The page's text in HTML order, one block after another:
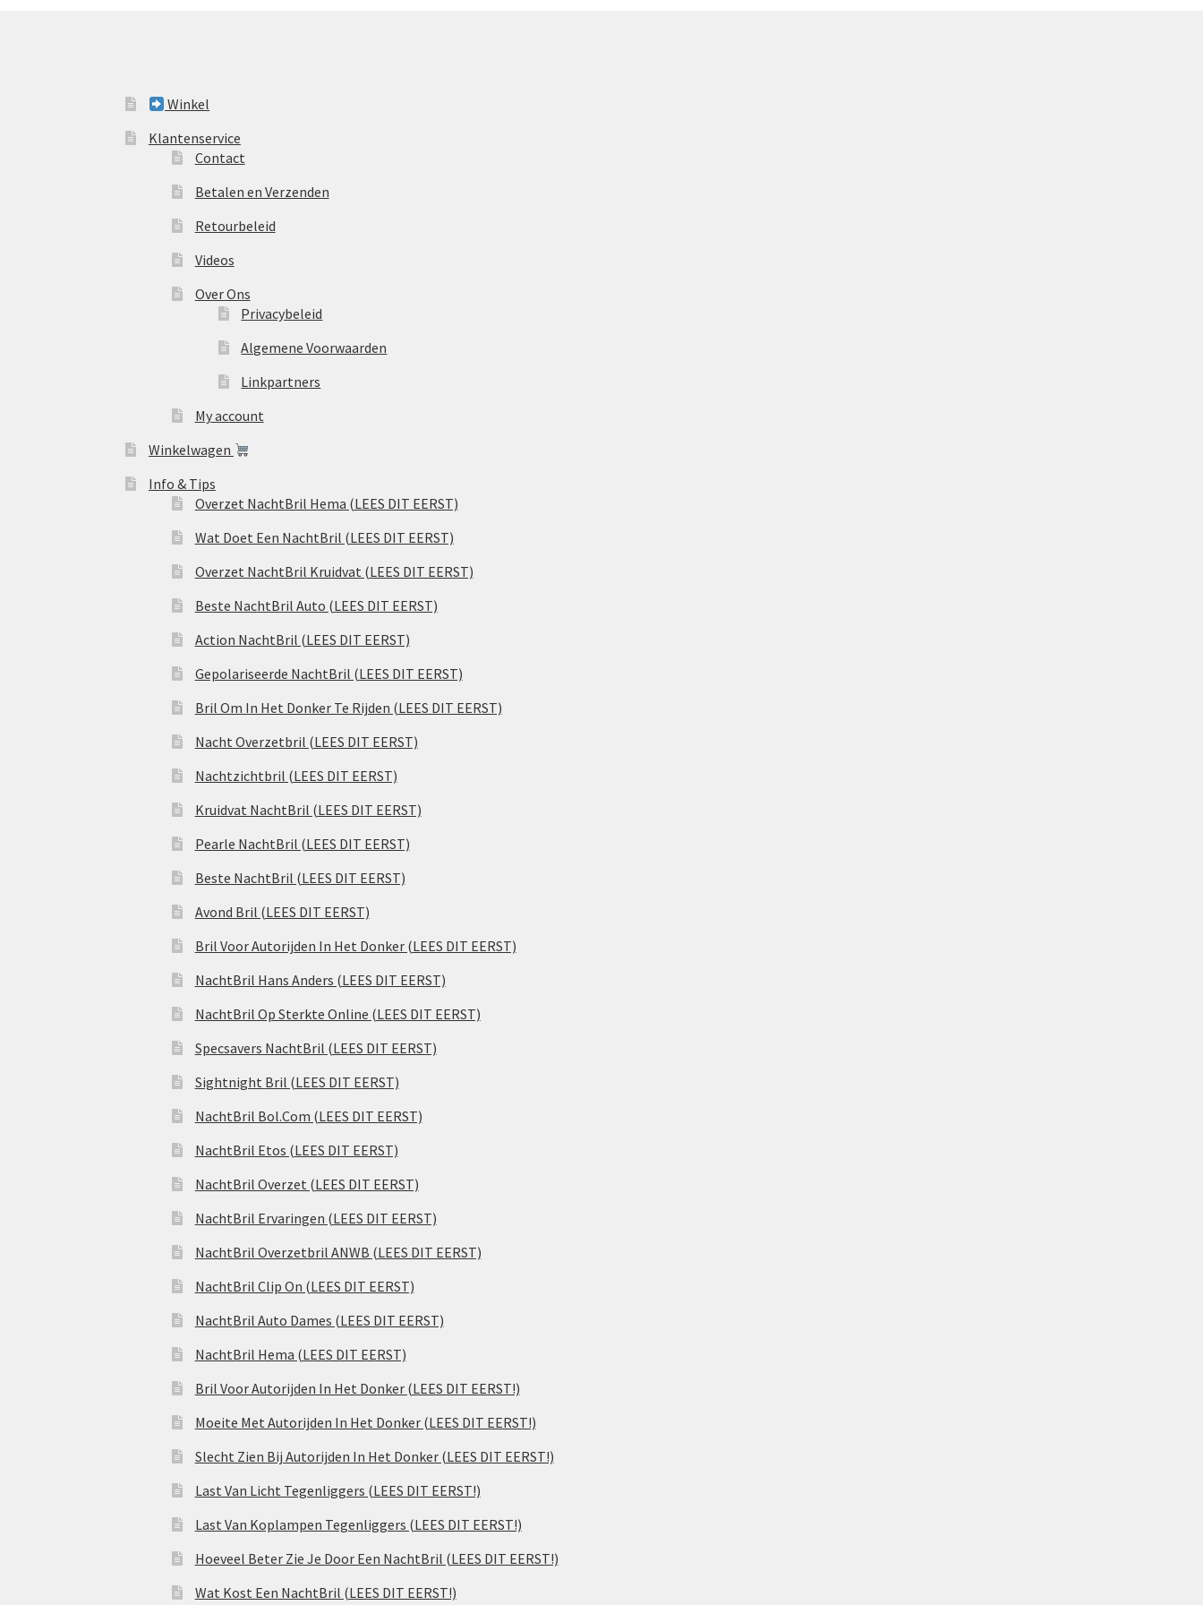
Winkel
Klantenservice
Contact
Betalen en Verzenden
Retourbeleid
Videos
Over Ons
Privacybeleid
Algemene Voorwaarden
Linkpartners
My account
Winkelwagen
Info & Tips
Overzet NachtBril Hema (LEES DIT EERST)
Wat Doet Een NachtBril (LEES DIT EERST)
Overzet NachtBril Kruidvat (LEES DIT EERST)
Beste NachtBril Auto (LEES DIT EERST)
Action NachtBril (LEES DIT EERST)
Gepolariseerde NachtBril (LEES DIT EERST)
Bril Om In Het Donker Te Rijden (LEES DIT EERST)
Nacht Overzetbril (LEES DIT EERST)
Nachtzichtbril (LEES DIT EERST)
Kruidvat NachtBril (LEES DIT EERST)
Pearle NachtBril (LEES DIT EERST)
Beste NachtBril (LEES DIT EERST)
Avond Bril (LEES DIT EERST)
Bril Voor Autorijden In Het Donker (LEES DIT EERST)
NachtBril Hans Anders (LEES DIT EERST)
NachtBril Op Sterkte Online (LEES DIT EERST)
Specsavers NachtBril (LEES DIT EERST)
Sightnight Bril (LEES DIT EERST)
NachtBril Bol.Com (LEES DIT EERST)
NachtBril Etos (LEES DIT EERST)
NachtBril Overzet (LEES DIT EERST)
NachtBril Ervaringen (LEES DIT EERST)
NachtBril Overzetbril ANWB (LEES DIT EERST)
NachtBril Clip On (LEES DIT EERST)
NachtBril Auto Dames (LEES DIT EERST)
NachtBril Hema (LEES DIT EERST)
Bril Voor Autorijden In Het Donker (LEES DIT EERST!)
Moeite Met Autorijden In Het Donker (LEES DIT EERST!)
Slecht Zien Bij Autorijden In Het Donker (LEES DIT EERST!)
Last Van Licht Tegenliggers (LEES DIT EERST!)
Last Van Koplampen Tegenliggers (LEES DIT EERST!)
Hoeveel Beter Zie Je Door Een NachtBril (LEES DIT EERST!)
Wat Kost Een NachtBril (LEES DIT EERST!)